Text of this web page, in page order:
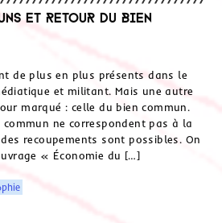
et retour du bien
de plus en plus présents dans le
et militant. Mais une autre
marqué : celle du bien commun.
commun ne correspondent pas à la
recoupements sont possibles. On
« Économie du […]